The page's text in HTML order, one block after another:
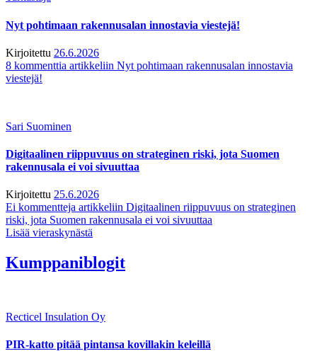
Nyt pohtimaan rakennusalan innostavia viestejä!
Kirjoitettu 26.6.2026
8 kommenttia artikkeliin Nyt pohtimaan rakennusalan innostavia
viestejä!
Sari Suominen
Digitaalinen riippuvuus on strateginen riski, jota Suomen
rakennusala ei voi sivuuttaa
Kirjoitettu 25.6.2026
Ei kommentteja artikkeliin Digitaalinen riippuvuus on strateginen
riski, jota Suomen rakennusala ei voi sivuuttaa
Lisää vieraskynästä
Kumppaniblogit
Recticel Insulation Oy
PIR-katto pitää pintansa kovillakin keleillä